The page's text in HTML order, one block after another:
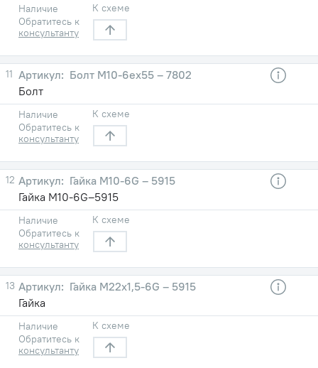
Наличие
Обратитесь к
консультанту
К схеме
11
Болт М10-6eх55 – 7802
Болт
Наличие
Обратитесь к
консультанту
К схеме
12
Гайка М10-6G – 5915
Гайка М10-6G–5915
Наличие
Обратитесь к
консультанту
К схеме
13
Гайка М22х1,5-6G – 5915
Гайка
Наличие
Обратитесь к
консультанту
К схеме